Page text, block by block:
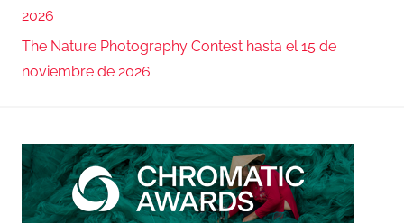
2026
The Nature Photography Contest hasta el 15 de
noviembre de 2026